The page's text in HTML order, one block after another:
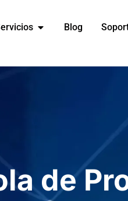
Blog
de